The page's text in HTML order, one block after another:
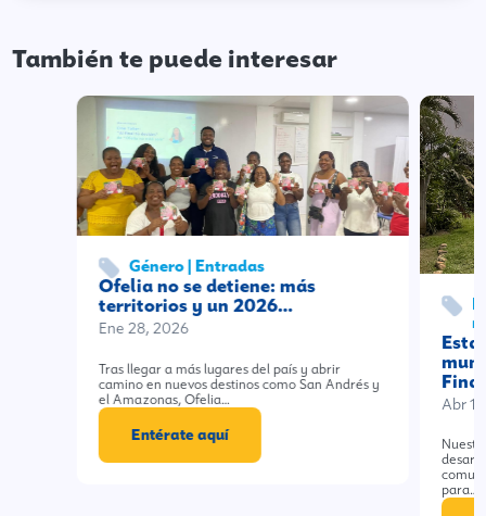
También te puede interesar
Género | Entradas
Ofelia no se detiene: más
territorios y un 2026…
Ene 28, 2026
Tras llegar a más lugares del país y abrir
camino en nuevos destinos como San Andrés y
el Amazonas, Ofelia…
Entérate aquí
Abr
para…